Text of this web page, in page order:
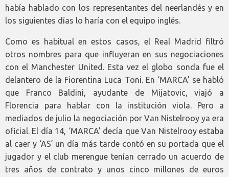
había hablado con los representantes del neerlandés y en
los siguientes días lo haría con el equipo inglés.
Como es habitual en estos casos, el Real Madrid filtró
otros nombres para que influyeran en sus negociaciones
con el Manchester United. Esta vez el globo sonda fue el
delantero de la Fiorentina Luca Toni. En ‘MARCA’ se habló
que Franco Baldini, ayudante de Mijatovic, viajó a
Florencia para hablar con la institución viola. Pero a
mediados de julio la negociación por Van Nistelrooy ya era
oficial. El día 14, ‘MARCA’ decía que Van Nistelrooy estaba
al caer y ‘AS’ un día más tarde contó en su portada que el
jugador y el club merengue tenían cerrado un acuerdo de
tres años de contrato y unos cinco millones de euros